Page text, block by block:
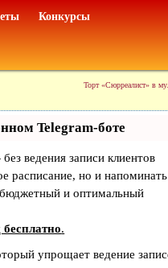
Конкурсы
Торт «Сюрреалист» в
Telegram-боте
ведения записи клиентов
расписание, но и напоминать
и оптимальный
.
упрощает ведение